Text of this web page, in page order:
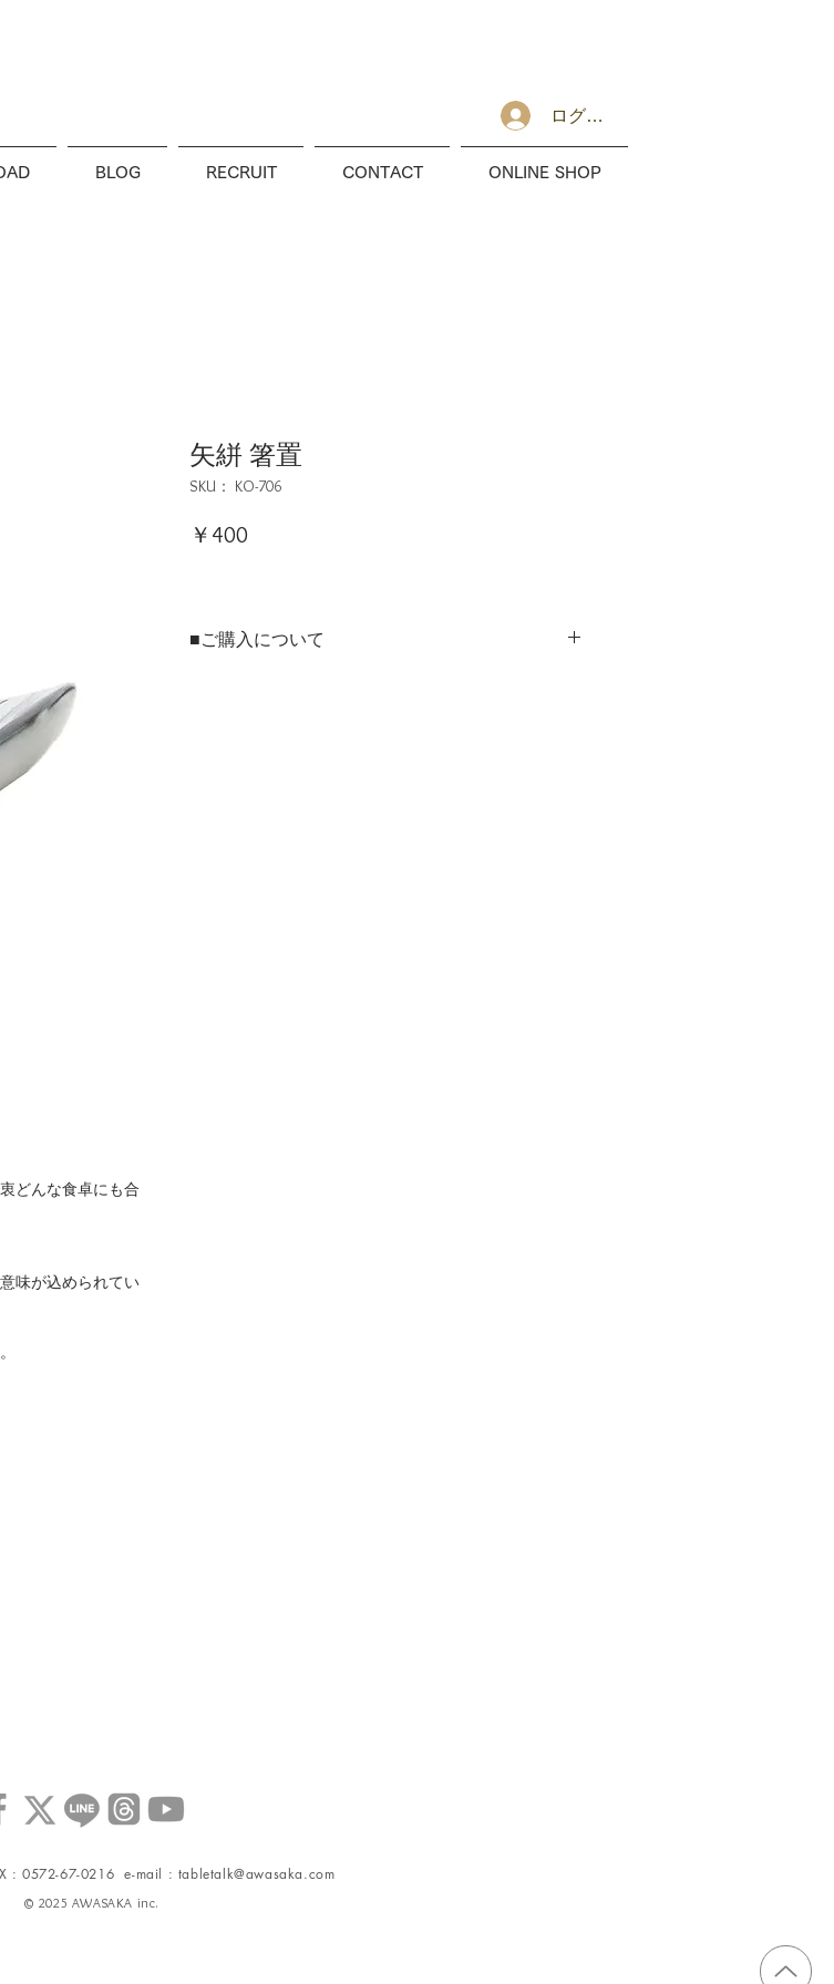
ログイン
BLOG RECRUIT CONTACT ONLINE SHOP
どんな食卓にも合
味が込められてい
矢絣 箸置
SKU： KO-706
￥400
■ご購入について
: 0572-67-0216 e-mail : tabletalk@awasaka.com
© 2025 AWASAKA inc.